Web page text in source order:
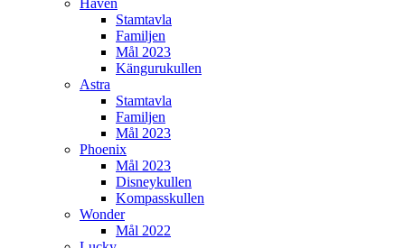
Haven
Stamtavla
Familjen
Mål 2023
Kängurukullen
Astra
Stamtavla
Familjen
Mål 2023
Phoenix
Mål 2023
Disneykullen
Kompasskullen
Wonder
Mål 2022